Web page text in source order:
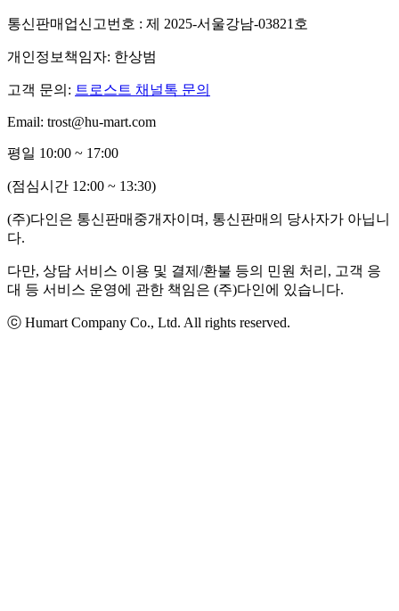
통신판매업신고번호 : 제 2025-서울강남-03821호
개인정보책임자: 한상범
고객 문의: 트로스트 채널톡 문의
Email: trost@hu-mart.com
평일 10:00 ~ 17:00
(점심시간 12:00 ~ 13:30)
(주)다인은 통신판매중개자이며, 통신판매의 당사자가 아닙니
다.
다만, 상담 서비스 이용 및 결제/환불 등의 민원 처리, 고객 응
대 등 서비스 운영에 관한 책임은 (주)다인에 있습니다.
ⓒ Humart Company Co., Ltd. All rights reserved.